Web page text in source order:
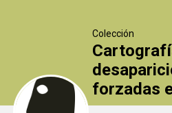
Colección
forzadas